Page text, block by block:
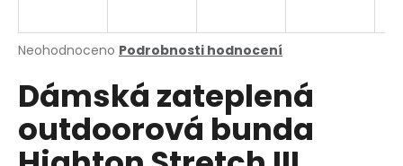
Průměrné
produktu
je
z
5
Neohodnoceno Podrobnosti hodnocení
Dámská zateplená
outdoorová bunda
j
t
?